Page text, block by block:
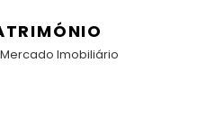
Imobiliário